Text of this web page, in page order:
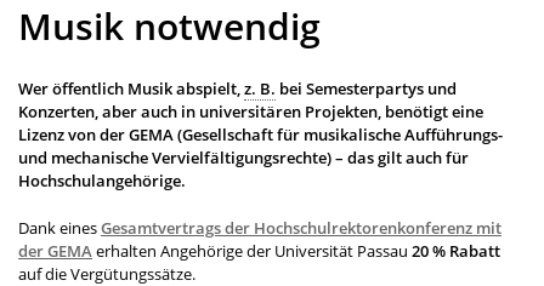
Musik notwendig
Wer öffentlich Musik abspielt,z. B. bei Semesterpartys und
Konzerten, aber auch in universitären Projekten, benötigt eine
Lizenz von der GEMA (Gesellschaft für musikalische Aufführungs-
und mechanische Vervielfältigungsrechte) – das gilt auch für
Hochschulangehörige.
Dank einesGesamtvertrags der Hochschulrektorenkonferenz mit
der GEMAerhalten Angehörige der Universität Passau 20 % Rabatt
auf die Vergütungssätze.